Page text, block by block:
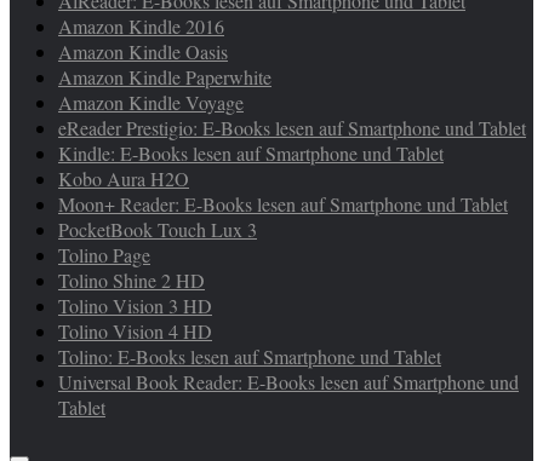
Amazon Kindle 2016
Amazon Kindle Oasis
Amazon Kindle Paperwhite
Amazon Kindle Voyage
eReader Prestigio: E-Books lesen auf Smartphone und Tablet
Kindle: E-Books lesen auf Smartphone und Tablet
Kobo Aura H2O
Moon+ Reader: E-Books lesen auf Smartphone und Tablet
PocketBook Touch Lux 3
Tolino Page
Tolino Shine 2 HD
Tolino Vision 3 HD
Tolino Vision 4 HD
Tolino: E-Books lesen auf Smartphone und Tablet
Universal Book Reader: E-Books lesen auf Smartphone und
Tablet